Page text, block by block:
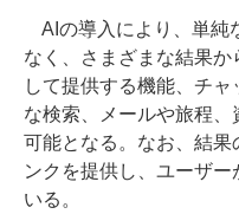
AIの導入により、単純
なく、さまざまな結果
して提供する機能、チ
な検索、メールや旅程、
可能となる。なお、結果
ンクを提供し、ユーザ
いる。